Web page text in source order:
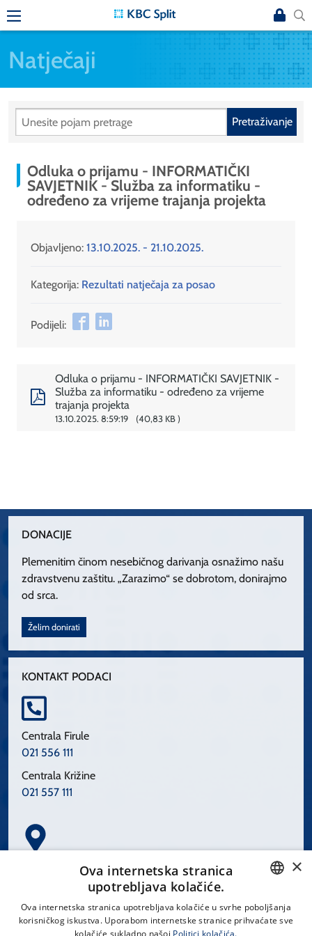
Natječaji
Pretraživanje
Odluka o prijamu - INFORMATIČKI
SAVJETNIK - Služba za informatiku -
određeno za vrijeme trajanja projekta
Objavljeno: 13.10.2025. - 21.10.2025.
Kategorija: Rezultati natječaja za posao
Podijeli:
Odluka o prijamu - INFORMATIČKI SAVJETNIK -
Služba za informatiku - određeno za vrijeme
trajanja projekta
13.10.2025. 8:59:19 40,83 KB
DONACIJE
Plemenitim činom nesebičnog darivanja osnažimo našu
zdravstvenu zaštitu. „Zarazimo“ se dobrotom, donirajmo
od srca.
Želim donirati
KONTAKT PODACI
Centrala Firule
021 556 111
Centrala Križine
021 557 111
Spinčićeva 1, 21000 Split
CROATIAN
×
Ova internetska stranica
upotrebljava kolačiće.
Ova internetska stranica upotrebljava kolačiće u svrhe poboljšanja
korisničkog iskustva. Uporabom internetske stranice prihvaćate sve
kolačiće sukladno našoj Politici kolačića.